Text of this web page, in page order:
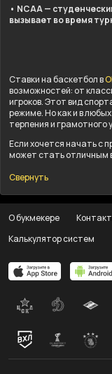
• NCAA—
вызывает во время
Ставки на баскетбол в
возможностей: от
игроков. Этот вид
режиме. Но как и в
терпения и грамотного
Если хочется начать с
может стать отличным
Свернуть
О букмекере
Калькулятор систем